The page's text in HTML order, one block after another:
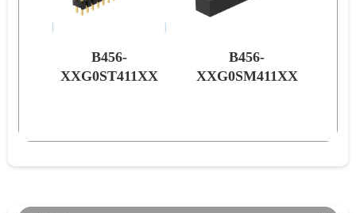
B456-
XXG0SM411XX
B464-
XXG0RA611XX